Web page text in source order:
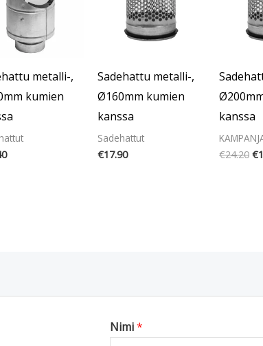
metalli-,
kumien
Sadehattu metalli-,
Ø160mm kumien
kanssa
Sadehattut
€17.90
kanssa
€24.20 €
Nimi*